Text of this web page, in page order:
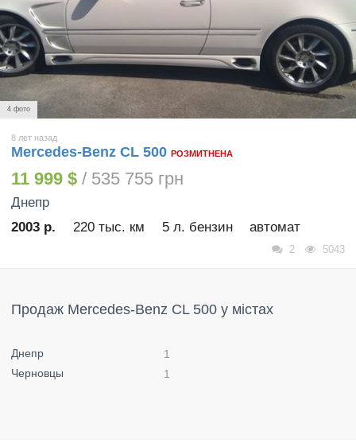
4 фото
8 лет назад
Mercedes-Benz CL 500 РОЗМИТНЕНА
11 999 $ / 535 755 грн
Днепр
2003 р.
220 тыс. км 5 л. бензин автомат
2 5043
Продаж Mercedes-Benz CL 500 у містах
Днепр
1
Черновцы
1